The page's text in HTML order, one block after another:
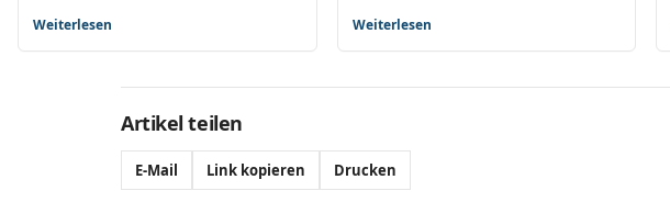
Weiterlesen Weiterlesen
Artikel teilen
E-Mail Link kopieren Drucken